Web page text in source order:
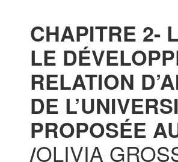
CHAPITRE 2-
LE
RELATION
DE
PROPOSÉE
/OLIVIA